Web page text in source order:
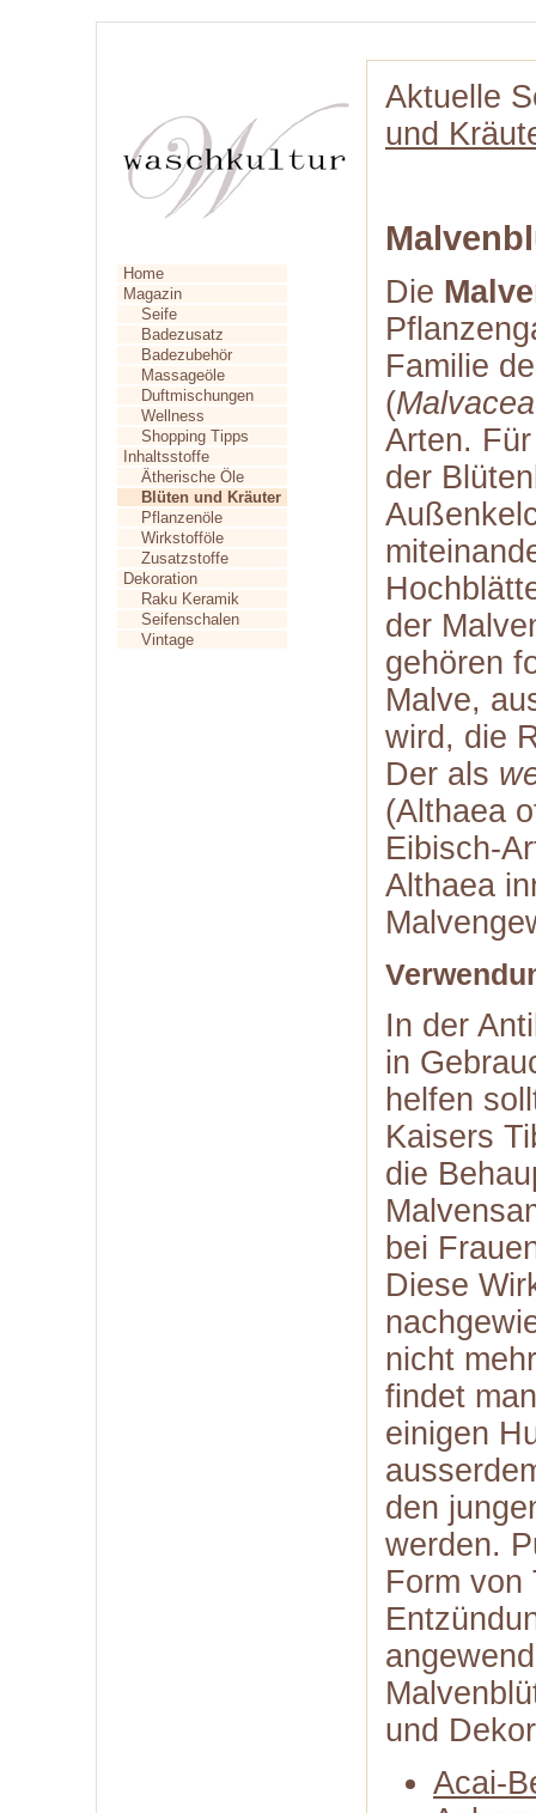
Home
Magazin
Seife
Badezusatz
Badezubehör
Massageöle
Duftmischungen
Wellness
Shopping Tipps
Inhaltsstoffe
Ätherische Öle
Blüten und Kräuter
Pflanzenöle
Wirkstofföle
Zusatzstoffe
Dekoration
Raku Keramik
Seifenschalen
Vintage
Aktuelle
und
Die
Familie
(
Arten.
der
der
gehören
Malve,
wird, die
Der als
(Althaea
Eibisch-
Althaea
In der
in
helfen
Kaisers
die
bei
Diese
nicht
findet
einigen
den
werden.
Form von
und
Acai-